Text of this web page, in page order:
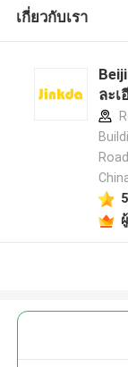
เกี่ยวกับเรา
ละ